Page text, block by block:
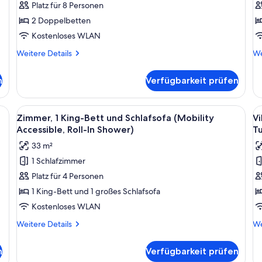
2 Schlafzimmer,
Balkon
anzeigen
Platz für 8 Personen
2 Doppelbetten
Kostenloses WLAN
Weitere Details
Weitere
2 Schlafzimmer,
Balkon
Verfügbarkeit prüfen
1
1
Bett, einem Deckenventilator, einer Sitzecke mit Tisch und Stühlen
Alle
Fotos
für
Zimmer,
1 King-
Bett
und
Schlafsofa
(Mobility
In
Ein Hotelzimmer mit einem großen
3
Zimmer, 1 King-Bett und Schlafsofa (Mobility
Accessible, Roll-In Shower)
33 m²
1 Schlafzimmer
Platz für 4 Personen
1 King-Bett und 1 großes Schlafsofa
Kostenloses WLAN
Weitere Details
Weitere
Verfügbarkeit prüfen